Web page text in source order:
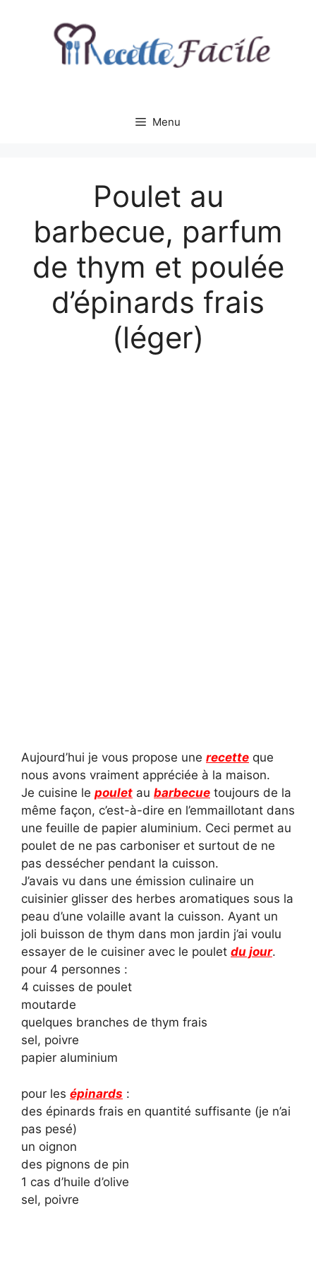
Menu
Poulet au
barbecue, parfum
de thym et poulée
d’épinards frais
(léger)
Aujourd’hui je vous propose une recette que
nous avons vraiment appréciée à la maison.
Je cuisine le poulet au barbecue toujours de la
même façon, c’est-à-dire en l’emmaillotant dans
une feuille de papier aluminium. Ceci permet au
poulet de ne pas carboniser et surtout de ne
pas dessécher pendant la cuisson.
J’avais vu dans une émission culinaire un
cuisinier glisser des herbes aromatiques sous la
peau d’une volaille avant la cuisson. Ayant un
joli buisson de thym dans mon jardin j’ai voulu
essayer de le cuisiner avec le poulet du jour.
pour 4 personnes :
4 cuisses de poulet
moutarde
quelques branches de thym frais
sel, poivre
papier aluminium
pour les épinards :
des épinards frais en quantité suffisante (je n’ai
pas pesé)
un oignon
des pignons de pin
1 cas d’huile d’olive
sel, poivre